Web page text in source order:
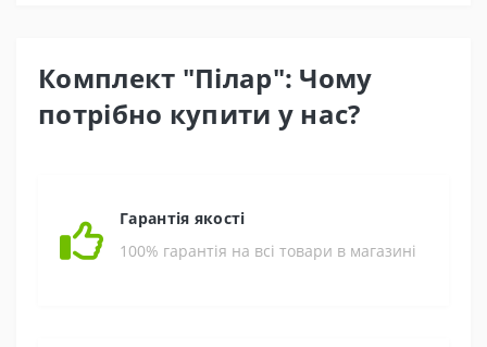
Комплект "Пілар": Чому
потрібно купити у нас?
Гарантія якості
100% гарантія на всі товари в магазині